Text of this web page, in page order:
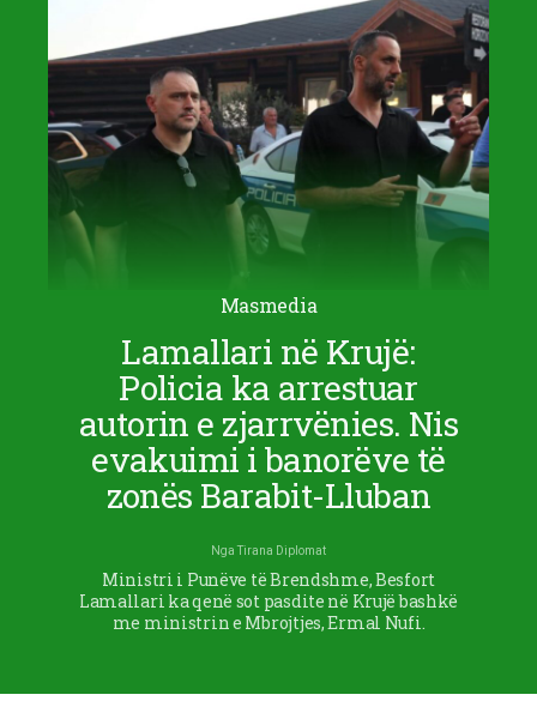
Masmedia
Lamallari në Krujë:
Policia ka arrestuar
autorin e zjarrvënies. Nis
evakuimi i banorëve të
zonës Barabit-Lluban
NgaTirana Diplomat
Ministri i Punëve të Brendshme, Besfort
Lamallari ka qenë sot pasdite në Krujë bashkë
me ministrin e Mbrojtjes, Ermal Nufi.